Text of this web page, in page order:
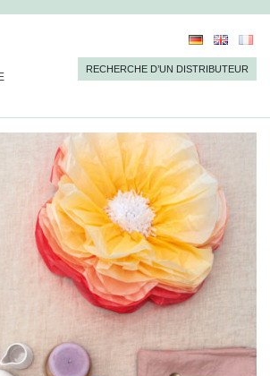
RECHERCHE D’UN DISTRIBUTEUR